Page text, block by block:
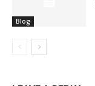
Blog